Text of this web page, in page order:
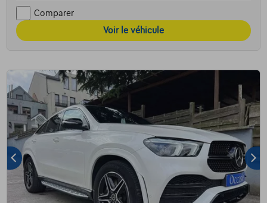
Comparer
Voir le véhicule